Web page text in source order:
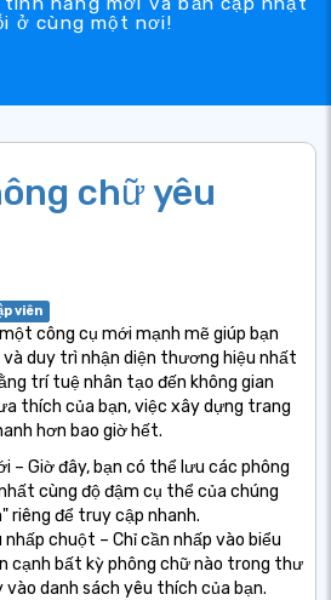
ở cùng một nơi!
chữ yêu
viên
công cụ mới mạnh mẽ giúp bạn
duy trì nhận diện thương hiệu nhất
trí tuệ nhân tạo đến không gian
thích của bạn, việc xây dựng trang
hơn bao giờ hết.
– Giờ đây, bạn có thể lưu các phông
cùng độ đậm cụ thể của chúng
riêng để truy cập nhanh.
chuột – Chỉ cần nhấp vào biểu
cạnh bất kỳ phông chữ nào trong thư
danh sách yêu thích của bạn.